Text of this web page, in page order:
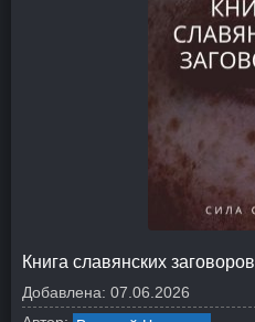
Книга славянских заговоров
Добавлена: 07.06.2026